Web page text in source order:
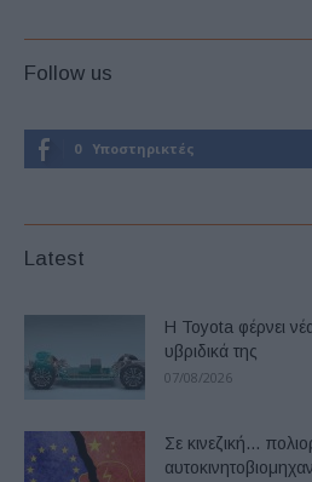
Follow us
0 Υποστηρικτές
Latest
Η Toyota φέρνει
υβριδικά της
07/08/2026
Σε κινεζική…